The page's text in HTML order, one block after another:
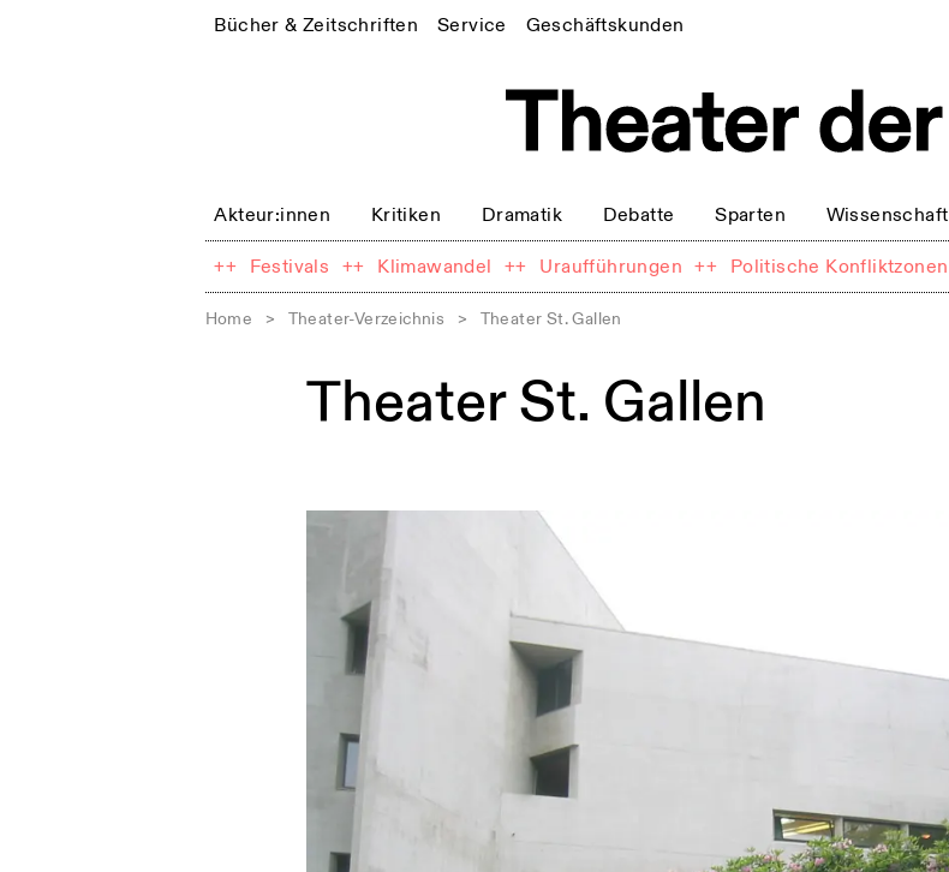
Bücher & Zeitschriften Service Geschäftskunden
Akteur:innen Kritiken Dramatik Debatte Sparten Wissenschaft
++ Festivals ++ Klimawandel ++ Uraufführungen ++ Politische Konfliktzonen
Home > Theater-Verzeichnis > Theater St. Gallen
Theater St. Gallen